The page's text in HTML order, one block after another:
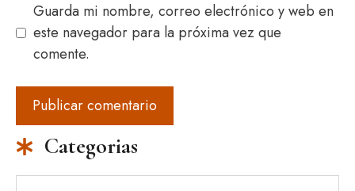
Guarda mi nombre, correo electrónico y web en
este navegador para la próxima vez que
comente.
Categorias